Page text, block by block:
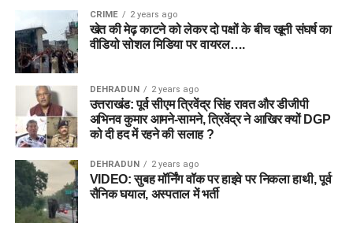
CRIME 2 years ago
खेत की मेढ़ काटने को लेकर दो पक्षों के बीच खूनी संघर्ष का
वीडियो सोशल मिडिया पर वायरल….
DEHRADUN 2 years ago
उत्तराखंड: पूर्व सीएम त्रिवेंद्र सिंह रावत और डीजीपी
अभिनव कुमार आमने-सामने, त्रिवेंद्र ने आखिर क्यों DGP
को दी हद में रहने की सलाह ?
DEHRADUN 2 years ago
VIDEO: सुबह मॉर्निंग वॉक पर हाइवे पर निकला हाथी, पूर्व
सैनिक घयाल, अस्पताल में भर्ती